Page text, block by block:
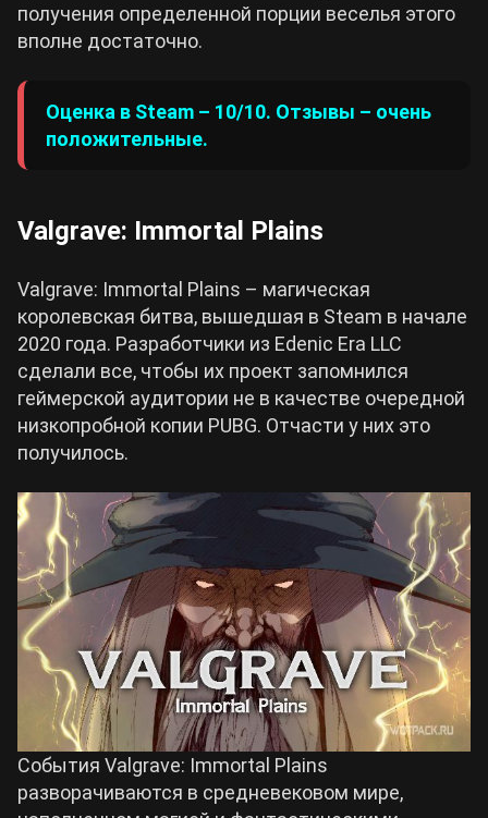
получения определенной порции веселья этого
вполне достаточно.
Оценка в Steam – 10/10. Отзывы – очень
положительные.
Valgrave: Immortal Plains
Valgrave: Immortal Plains – магическая
королевская битва, вышедшая в Steam в начале
2020 года. Разработчики из Edenic Era LLC
сделали все, чтобы их проект запомнился
геймерской аудитории не в качестве очередной
низкопробной копии PUBG. Отчасти у них это
получилось.
События Valgrave: Immortal Plains
разворачиваются в средневековом мире,